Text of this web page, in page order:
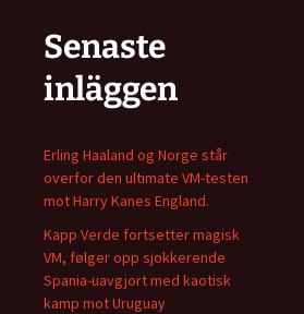
Senaste
inläggen
Erling Haaland og Norge står
overfor den ultimate VM-testen
mot Harry Kanes England.
Kapp Verde fortsetter magisk
VM, følger opp sjokkerende
Spania-uavgjort med kaotisk
kamp mot Uruguay